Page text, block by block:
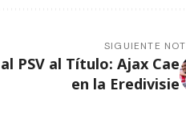
SIGUIENTE
PSV al Título: Ajax Cae
en la Eredivisie